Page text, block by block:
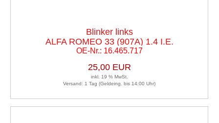
Blinker links
ALFA ROMEO 33 (907A) 1.4 I.E.
OE-Nr.: 16.465.717
25,00 EUR
inkl. 19 % MwSt.
Versand: 1 Tag (Geldeing. bis 14:00 Uhr)